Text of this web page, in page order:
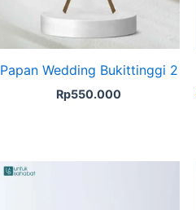
Papan Wedding Bukittinggi 2
Rp550.000